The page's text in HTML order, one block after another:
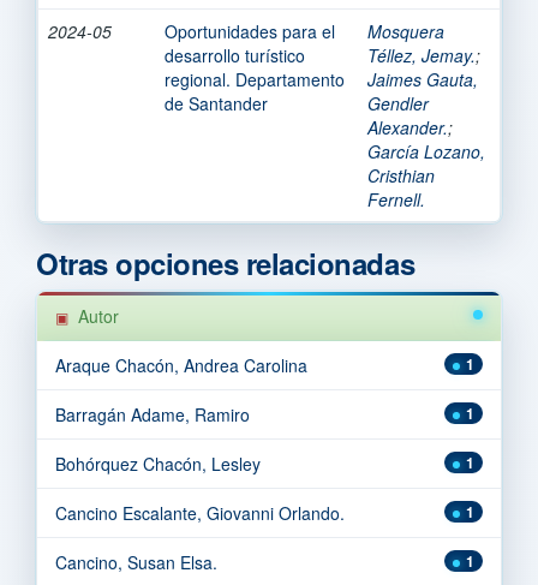
2024-05
Oportunidades para el
desarrollo turístico
regional. Departamento
de Santander
Mosquera
Téllez, Jemay.;
Jaimes Gauta,
Gendler
Alexander.;
García Lozano,
Cristhian
Fernell.
Otras opciones relacionadas
Autor
1
Araque Chacón, Andrea Carolina
1
Barragán Adame, Ramiro
1
Bohórquez Chacón, Lesley
1
Cancino Escalante, Giovanni Orlando.
1
Cancino, Susan Elsa.